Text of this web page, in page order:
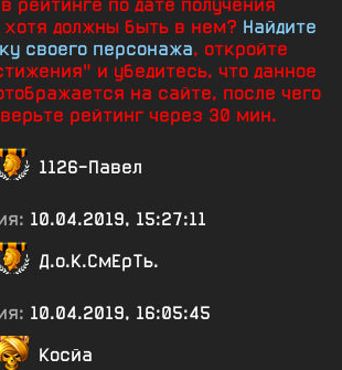
должны быть в нем? Найдите
своего персонажа, откройте
и убедитесь, что данное
на сайте, после чего
рейтинг через 30 мин.
1126-Павел
10.04.2019, 15:27:11
Д.о.К.СмЕрТь.
10.04.2019, 16:05:45
Косйа